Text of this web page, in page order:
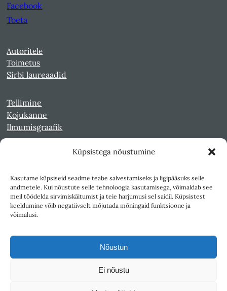
Küpsistega nõustumine
Kasutame küpsiseid seadme teabe salvestamiseks ja ligipääsuks selle
andmetele. Kui nõustute selle tehnoloogia kasutamisega, võimaldab see
meil töödelda sirvimiskäitumist ja teie harjumusi sel saidil. Küpsistest
keeldumine võib negatiivselt mõjutada mõningaid funktsioone ja
võimalusi.
Nõustun
Ei nõustu
Facebook
Toeta
Autoritele
Toimetus
Sirbi laureaadid
Tellimine
Kojukanne
Ilmumisgraafik
Kultuurileht 1994-1997
Reede 1989-1990
Sirp ja Vasar 1940-1989
Teksti- ja andmekaeve